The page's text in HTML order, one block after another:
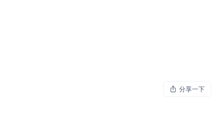
分享一下